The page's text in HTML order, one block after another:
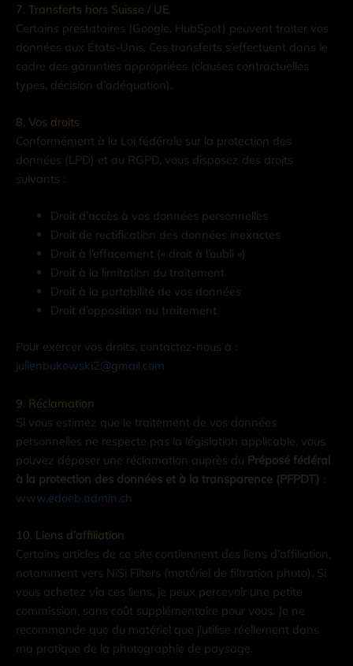
7. Transferts hors Suisse / UE
Certains prestataires (Google, HubSpot) peuvent traiter vos
données aux États-Unis. Ces transferts s’effectuent dans le
cadre des garanties appropriées (clauses contractuelles
types, décision d’adéquation).
8. Vos droits
Conformément à la Loi fédérale sur la protection des
données (LPD) et au RGPD, vous disposez des droits
suivants :
Droit d’accès à vos données personnelles
Droit de rectification des données inexactes
Droit à l’effacement (« droit à l’oubli »)
Droit à la limitation du traitement
Droit à la portabilité de vos données
Droit d’opposition au traitement
Pour exercer vos droits, contactez-nous à :
julienbukowski2@gmail.com
9. Réclamation
Si vous estimez que le traitement de vos données
personnelles ne respecte pas la législation applicable, vous
pouvez déposer une réclamation auprès du Préposé fédéral
à la protection des données et à la transparence (PFPDT) :
www.edoeb.admin.ch
10. Liens d’affiliation
Certains articles de ce site contiennent des liens d’affiliation,
notamment vers NiSi Filters (matériel de filtration photo). Si
vous achetez via ces liens, je peux percevoir une petite
commission, sans coût supplémentaire pour vous. Je ne
recommande que du matériel que j’utilise réellement dans
ma pratique de la photographie de paysage.